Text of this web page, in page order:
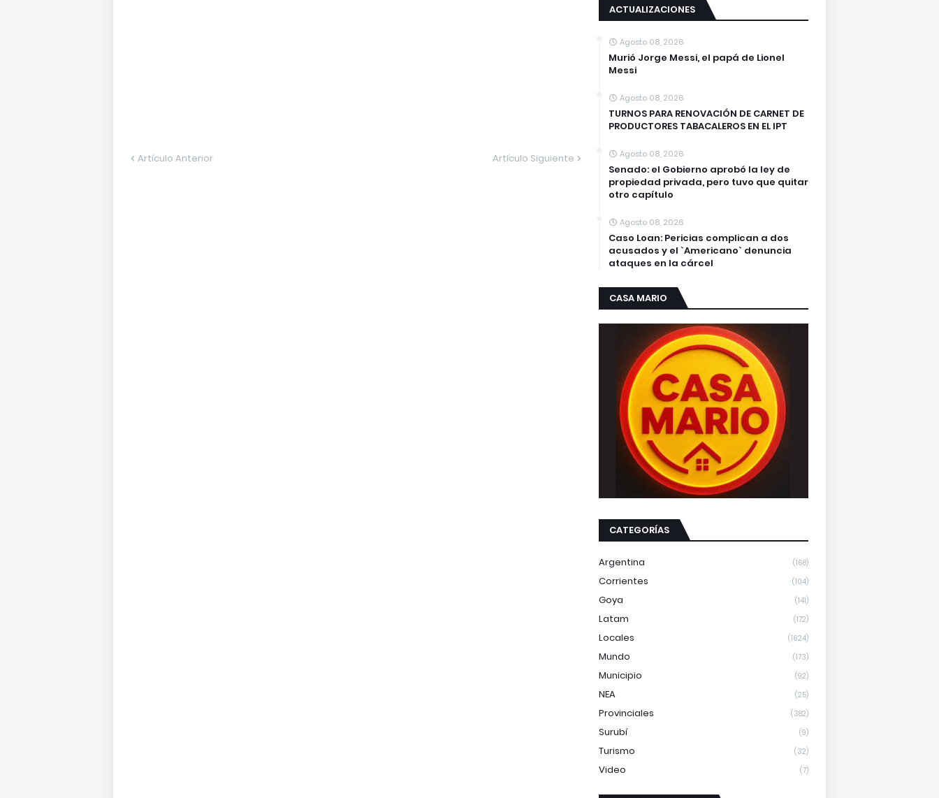
Artículo Anterior Artículo Siguiente
ACTUALIZACIONES
Agosto 08, 2026
Murió Jorge Messi, el papá de Lionel
Messi
Agosto 08, 2026
TURNOS PARA RENOVACIÓN DE CARNET DE
PRODUCTORES TABACALEROS EN EL IPT
Agosto 08, 2026
Senado: el Gobierno aprobó la ley de
propiedad privada, pero tuvo que quitar
otro capítulo
Agosto 08, 2026
Caso Loan: Pericias complican a dos
acusados y el `Americano` denuncia
ataques en la cárcel
CASA MARIO
CATEGORÍAS
Argentina (168)
Corrientes (104)
Goya (141)
Latam (172)
Locales (1624)
Mundo (173)
Municipio (92)
NEA (25)
Provinciales (382)
Surubí (9)
Turismo (32)
Video (7)